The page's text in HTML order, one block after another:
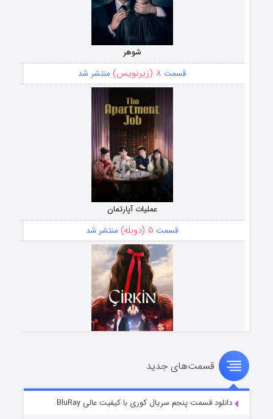
شوهر
قسمت ۸ (زیرنویس) منتشر شد
عملیات آپارتمان
قسمت ۵ (دوبله) منتشر شد
سریال زشت
قسمت۲ (زیرنویس) منتشر شد
قسمت‌های جدید
دانلود قسمت پنجم سریال کوری با کیفیت عالی BluRay